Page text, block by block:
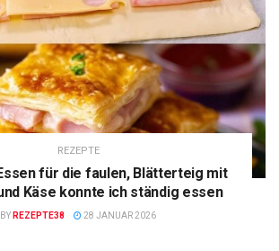
REZEPTE
für die faulen, Blätterteig mit
Käse konnte ich ständig essen
BY REZEPTE38 28 JANUAR 2026